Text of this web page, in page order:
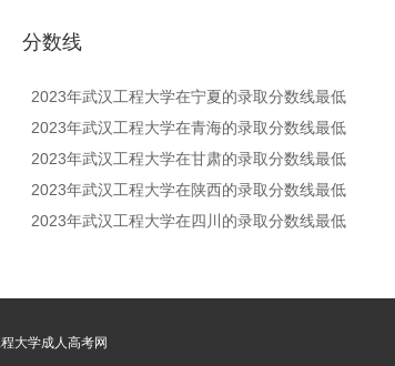
分数线
2023年武汉工程大学在宁夏的录取分数线最低
2023年武汉工程大学在青海的录取分数线最低
2023年武汉工程大学在甘肃的录取分数线最低
2023年武汉工程大学在陕西的录取分数线最低
2023年武汉工程大学在四川的录取分数线最低
大学成人高考网